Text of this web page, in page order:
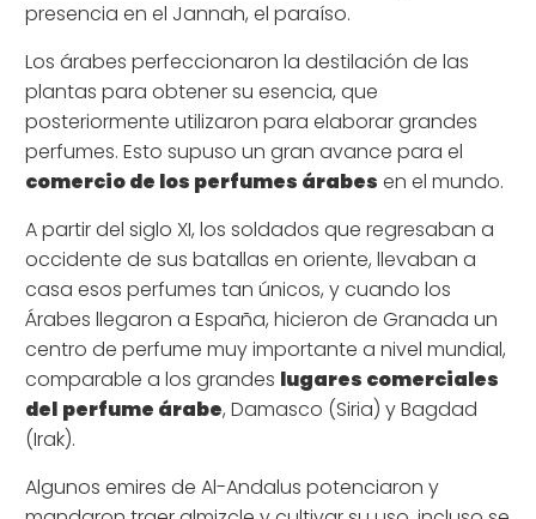
presencia en el Jannah, el paraíso.
Los árabes perfeccionaron la destilación de las
plantas para obtener su esencia, que
posteriormente utilizaron para elaborar grandes
perfumes. Esto supuso un gran avance para el
comercio de los perfumes árabes en el mundo.
A partir del siglo XI, los soldados que regresaban a
occidente de sus batallas en oriente, llevaban a
casa esos perfumes tan únicos, y cuando los
Árabes llegaron a España, hicieron de Granada un
centro de perfume muy importante a nivel mundial,
comparable a los grandes lugares comerciales
del perfume árabe, Damasco (Siria) y Bagdad
(Irak).
Algunos emires de Al-Andalus potenciaron y